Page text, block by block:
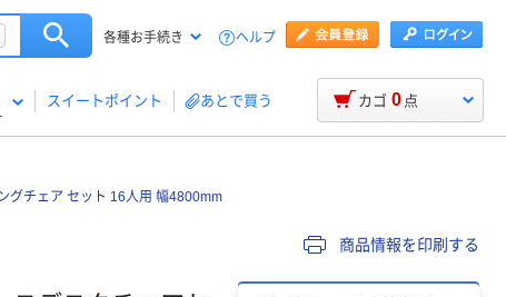
各種お手続き ヘルプ
スイートポイント あとで買う カゴ 0 点
グチェア セット 16人用 幅4800mm
商品情報を印刷する